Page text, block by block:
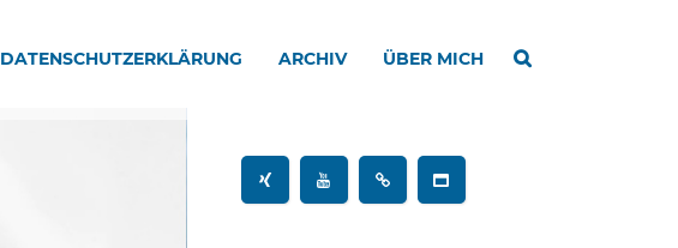
DATENSCHUTZERKLÄRUNG ARCHIV ÜBER MICH